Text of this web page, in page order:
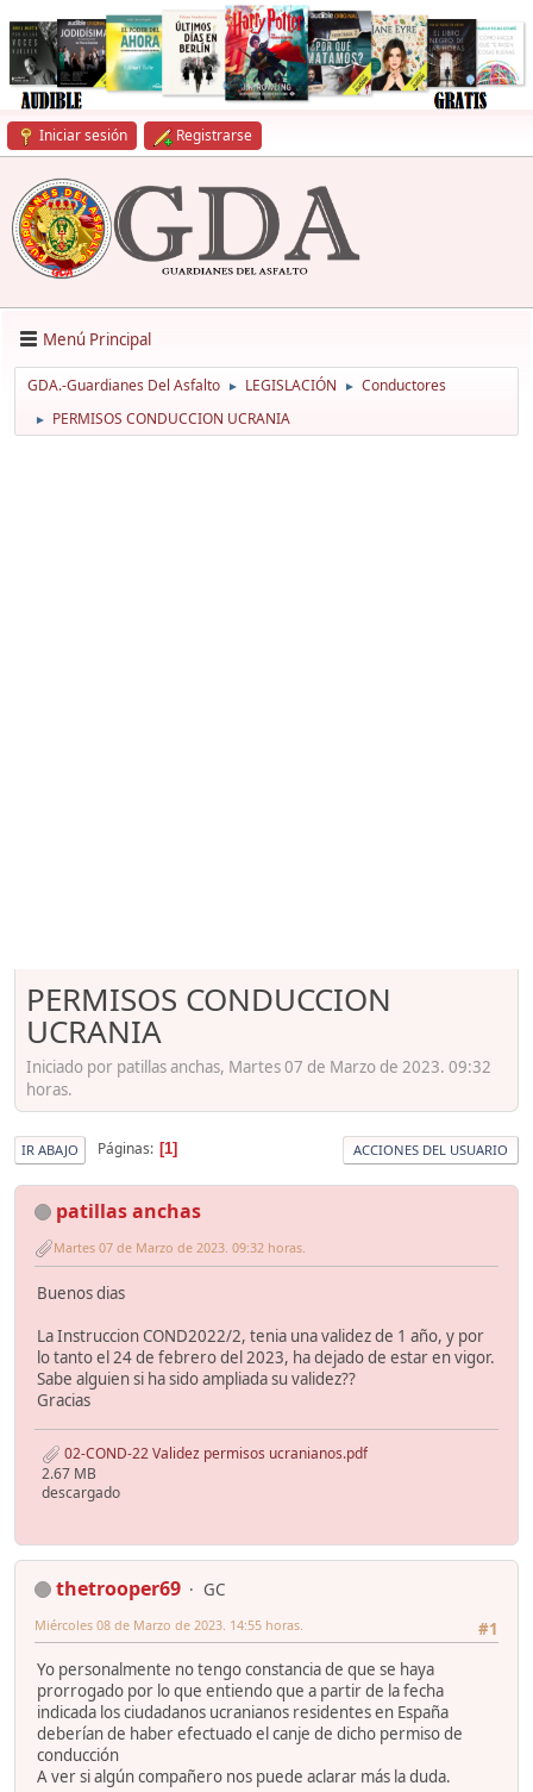
Iniciar sesión Registrarse
Menú Principal
GDA.-Guardianes Del Asfalto ► LEGISLACIÓN ► Conductores
► PERMISOS CONDUCCION UCRANIA
PERMISOS CONDUCCION
UCRANIA
Iniciado por patillas anchas, Martes 07 de Marzo de 2023. 09:32
horas.
IR ABAJO Páginas 1 ACCIONES DEL USUARIO
patillas anchas
Martes 07 de Marzo de 2023. 09:32 horas.
Buenos dias
La Instruccion COND2022/2, tenia una validez de 1 año, y por
lo tanto el 24 de febrero del 2023, ha dejado de estar en vigor.
Sabe alguien si ha sido ampliada su validez??
Gracias
02-COND-22 Validez permisos ucranianos.pdf
2.67 MB
descargado
thetrooper69
GC
#1
Miércoles 08 de Marzo de 2023. 14:55 horas.
Yo personalmente no tengo constancia de que se haya
prorrogado por lo que entiendo que a partir de la fecha
indicada los ciudadanos ucranianos residentes en España
deberían de haber efectuado el canje de dicho permiso de
conducción
A ver si algún compañero nos puede aclarar más la duda.